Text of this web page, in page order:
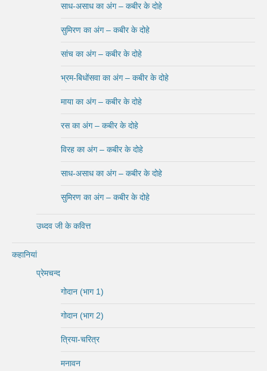
साध-असाध का अंग – कबीर के दोहे
सुमिरण का अंग – कबीर के दोहे
सांच का अंग – कबीर के दोहे
भ्रम-बिधोंसवा का अंग – कबीर के दोहे
माया का अंग – कबीर के दोहे
रस का अंग – कबीर के दोहे
विरह का अंग – कबीर के दोहे
साध-असाध का अंग – कबीर के दोहे
सुमिरण का अंग – कबीर के दोहे
उध्दव जी के कवित्त
कहानियां
प्रेमचन्द
गोदान (भाग 1)
गोदान (भाग 2)
त्रिया-चरित्र
मनावन